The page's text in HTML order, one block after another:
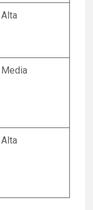
Alta
Media
Alta